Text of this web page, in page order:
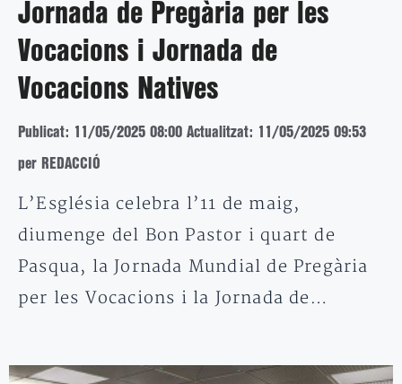
Jornada de Pregària per les
Vocacions i Jornada de
Vocacions Natives
Publicat: 11/05/2025 08:00 Actualitzat: 11/05/2025 09:53
per REDACCIÓ
L’Església celebra l’11 de maig,
diumenge del Bon Pastor i quart de
Pasqua, la Jornada Mundial de Pregària
per les Vocacions i la Jornada de…